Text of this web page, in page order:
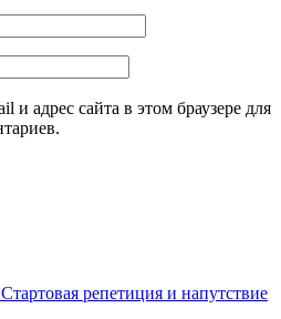
и адрес сайта в этом браузере для
репетиция и напутствие